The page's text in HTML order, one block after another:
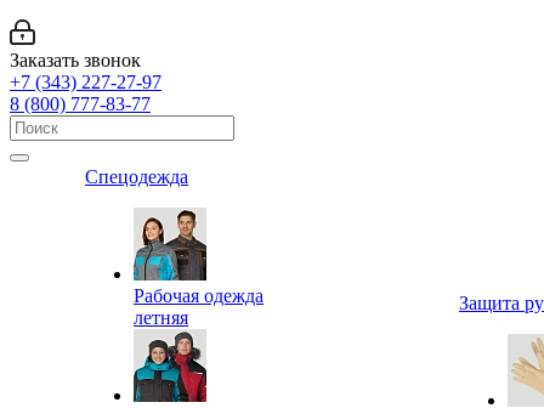
Заказать звонок
+7 (343) 227-27-97
8 (800) 777-83-77
Спецодежда
Рабочая одежда
летняя
Защита